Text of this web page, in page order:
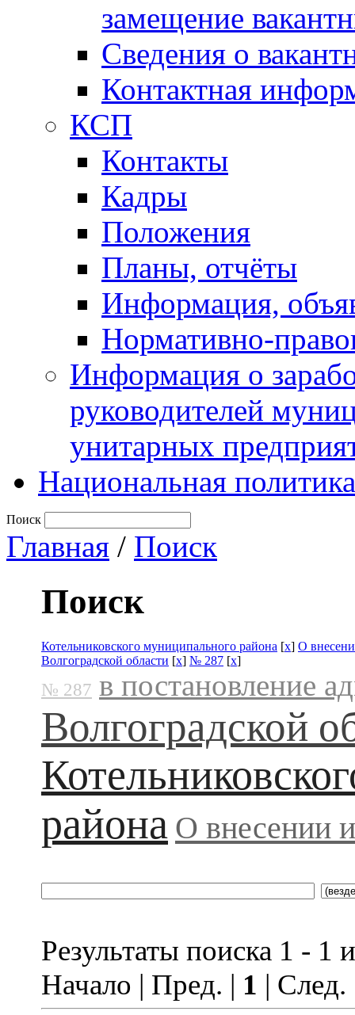
замещение
Сведения о
Контактная
КСП
Контакты
Кадры
Положения
Планы, отчёты
Информация,
Нормативно-
Информация о
руководителей
унитарных
Национальная политика
Поиск
Главная / Поиск
Поиск
Котельниковского муниципального района [x] О
Волгоградской области [x] № 287 [x]
№ 287 в постановление
Волгоградской
района О внесении
Результаты поиска 1 - 1
Начало | Пред. | 1 |